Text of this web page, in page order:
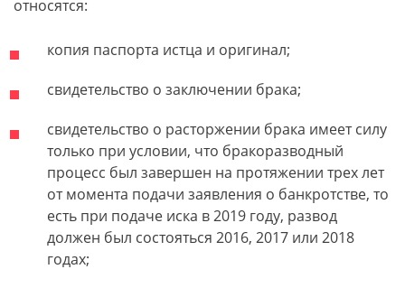
относятся:
копия паспорта истца и оригинал;
свидетельство о заключении брака;
свидетельство о расторжении брака имеет силу
только при условии, что бракоразводный
процесс был завершен на протяжении трех лет
от момента подачи заявления о банкротстве, то
есть при подаче иска в 2019 году, развод
должен был состояться 2016, 2017 или 2018
годах;